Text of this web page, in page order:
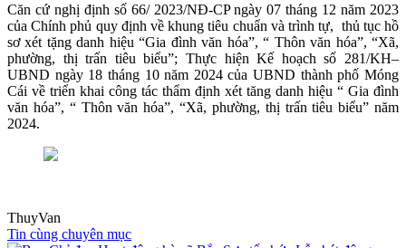
Căn cứ nghị định số 66/ 2023/NĐ-CP ngày 07 tháng 12 năm 2023
của Chính phủ quy định về khung tiêu chuẩn và trình tự, thủ tục hồ
sơ xét tặng danh hiệu “Gia đình văn hóa”, “ Thôn văn hóa”, “Xã,
phường, thị trấn tiêu biểu”; Thực hiện Kế hoạch số 281/KH–
UBND ngày 18 tháng 10 năm 2024 của UBND thành phố Móng
Cái về triển khai công tác thẩm định xét tăng danh hiệu “ Gia đình
văn hóa”, “ Thôn văn hóa”, “Xã, phường, thị trấn tiêu biểu” năm
2024.
ThuyVan
Tin cùng chuyên mục